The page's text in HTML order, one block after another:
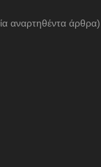
αναρτηθέντα άρθρα)